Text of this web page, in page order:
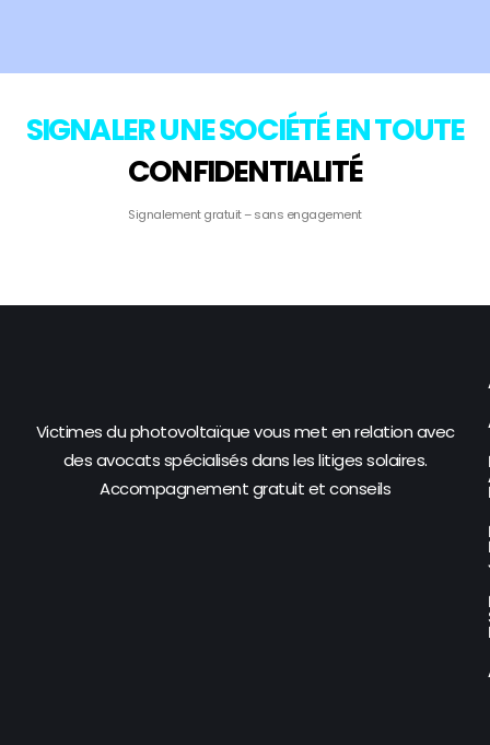
SIGNALER UNE SOCIÉTÉ EN TOUTE
CONFIDENTIALITÉ
Signalement gratuit – sans engagement
Victimes du photovoltaïque vous met en relation avec
des avocats spécialisés dans les litiges solaires.
Accompagnement gratuit et conseils